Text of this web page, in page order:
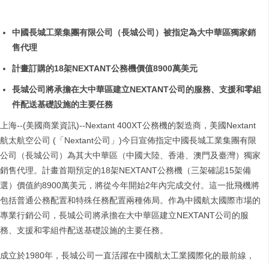
中國長城工業集團有限公司（長城公司）被指定為大中華區獨家銷
售代理
計畫訂購的18架NEXTANT公務機價值8900萬美元
長城公司將承擔在大中華區建立NEXTANT公司的服務、支援和零組
件配送基礎設施的主要任務
上海--(美國商業資訊)--Nextant 400XT公務機的製造商，美國Nextant
航太航空公司 (「Nextant公司」)今日宣佈指定中國長城工業集團有限
公司（長城公司）為其大中華區（中國大陸、香港、澳門及臺灣）獨家
銷售代理。計畫首期預定的18架NEXTANT公務機（三架確認15架備
選）價值約8900萬美元，將從今年開始2年內完成交付。這一批飛機將
包括普通公務配置和特殊任務配置兩種佈局。作為中國航太國際市場的
專業行銷公司，長城公司將承擔在大中華區建立NEXTANT公司的服
務、支援和零組件配送基礎設施的主要任務。
成立於1980年，長城公司一直活躍在中國航太工業國際化的最前線，